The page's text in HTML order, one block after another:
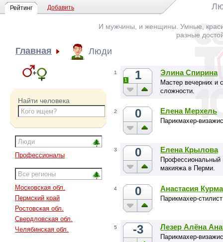
Рейтинг Добавить
И мужчины, и женщины. Умные,
разные
Главная Люди
Найти человека
Профессионалы
Московская обл.
Пермский край
Ростовская обл.
Свердловская обл.
Челябинская обл.
1 1
1
Элина Спирина
Мастер вечерних и
сложности.
2 0 Елена Мерхель
Парикмахер-
3 0 Елена Крылова
Профессиональный
макияжа в Перми.
4 0 Анастасия
Парикмахер-cтилист
5 -3 Лезер Алёна
Парикмахер-